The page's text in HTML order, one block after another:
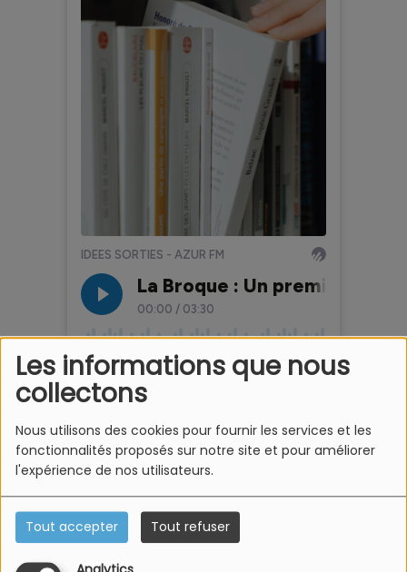
Les informations que nous
collectons
Nous utilisons des cookies pour fournir les services et les
fonctionnalités proposés sur notre site et pour améliorer
l'expérience de nos utilisateurs.
Tout accepter Tout refuser
Informations pratiques :
Dimanche 7 juin 2026, de 10h à 18h
Salle polyvalente – 166, rue du Général de Gaulle 67130 La
Broque